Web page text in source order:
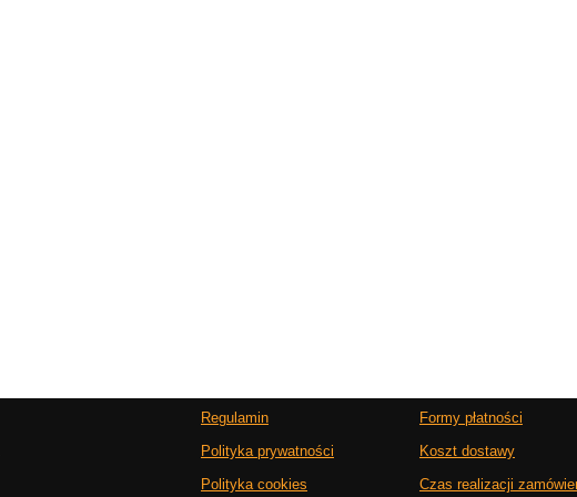
Regulamin
Polityka prywatności
Polityka cookies
Formy płatności
Koszt dostawy
Czas realizacji